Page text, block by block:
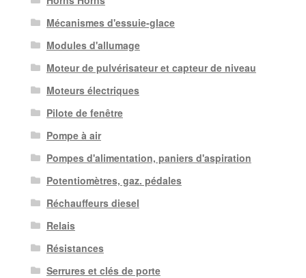
Mécanismes d'essuie-glace
Modules d'allumage
Moteur de pulvérisateur et capteur de niveau
Moteurs électriques
Pilote de fenêtre
Pompe à air
Pompes d'alimentation, paniers d'aspiration
Potentiomètres, gaz. pédales
Réchauffeurs diesel
Relais
Résistances
Serrures et clés de porte